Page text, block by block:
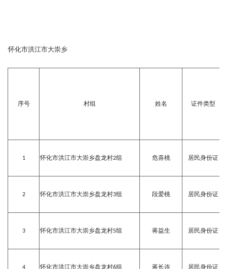
怀化市洪江市大崇乡
序号 村组 姓名 证件类型
1 怀化市洪江市大崇乡盘龙村2组 危喜桃 居民身份证
2 怀化市洪江市大崇乡盘龙村3组 段爱桃 居民身份证
3 怀化市洪江市大崇乡盘龙村5组 蒋益生 居民身份证
4 怀化市洪江市大崇乡盘龙村6组 蒋长连 居民身份证